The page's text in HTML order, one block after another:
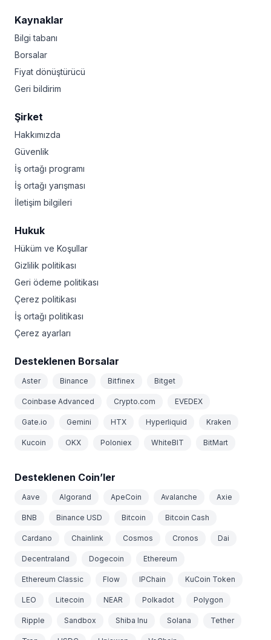
Kaynaklar
Bilgi tabanı
Borsalar
Fiyat dönüştürücü
Geri bildirim
Şirket
Hakkımızda
Güvenlik
İş ortağı programı
İş ortağı yarışması
İletişim bilgileri
Hukuk
Hüküm ve Koşullar
Gizlilik politikası
Geri ödeme politikası
Çerez politikası
İş ortağı politikası
Çerez ayarları
Desteklenen Borsalar
Aster Binance Bitfinex Bitget
Coinbase Advanced Crypto.com EVEDEX
Gate.io Gemini HTX Hyperliquid Kraken
Kucoin OKX Poloniex WhiteBIT BitMart
Desteklenen Coin’ler
Aave Algorand ApeCoin Avalanche Axie
BNB Binance USD Bitcoin Bitcoin Cash
Cardano Chainlink Cosmos Cronos Dai
Decentraland Dogecoin Ethereum
Ethereum Classic Flow IPChain KuCoin Token
LEO Litecoin NEAR Polkadot Polygon
Ripple Sandbox Shiba Inu Solana Tether